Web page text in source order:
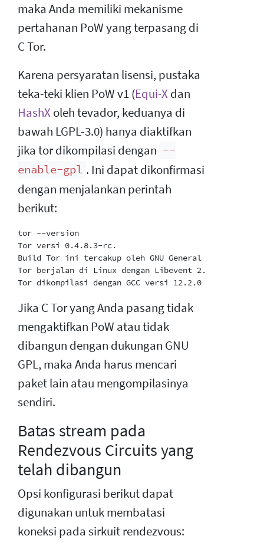
maka Anda memiliki mekanisme
pertahanan PoW yang terpasang di
C Tor.
Karena persyaratan lisensi, pustaka
teka-teki klien PoW v1 (Equi-Xdan
HashXoleh tevador, keduanya di
bawah LGPL-3.0) hanya diaktifkan
jika tor dikompilasi dengan --
enable-gpl . Ini dapat dikonfirmasi
dengan menjalankan perintah
berikut:
tor --version
Tor versi 0.4.8.3-rc.
Build Tor ini tercakup oleh GNU General Public
Tor berjalan di Linux dengan Libevent 2.1.12-
Jika C Tor yang Anda pasang tidak
mengaktifkan PoW atau tidak
dibangun dengan dukungan GNU
GPL, maka Anda harus mencari
paket lain atau mengompilasinya
sendiri.
Batas stream pada
Rendezvous Circuits yang
telah dibangun
Opsi konfigurasi berikut dapat
digunakan untuk membatasi
koneksi pada sirkuit rendezvous: